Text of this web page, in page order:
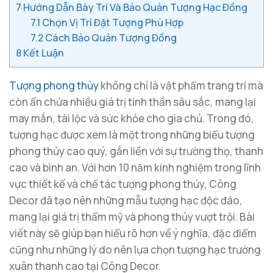
7 Hướng Dẫn Bày Trí Và Bảo Quản Tượng Hạc Đồng
7.1 Chọn Vị Trí Đặt Tượng Phù Hợp
7.2Cách Bảo Quản Tượng Đồng
8Kết Luận
Tượng phong thủykhông chỉ là vật phẩm trang trí mà
còn ẩn chứa nhiều giá trị tinh thần sâu sắc, mang lại
may mắn, tài lộc và sức khỏe cho gia chủ. Trong đó,
tượng hạc được xem là một trong những biểu tượng
phong thủy cao quý, gắn liền với sự trường thọ, thanh
cao và bình an. Với hơn 10 năm kinh nghiệm trong lĩnh
vực thiết kế và chế tác tượng phong thủy, Công
Decor đã tạo nên những mẫu tượng hạc độc đáo,
mang lại giá trị thẩm mỹ và phong thủy vượt trội. Bài
viết này sẽ giúp bạn hiểu rõ hơn về ý nghĩa, đặc điểm
cũng như những lý do nên lựa chọn tượng hạc trường
xuân thanh cao tại Công Decor.